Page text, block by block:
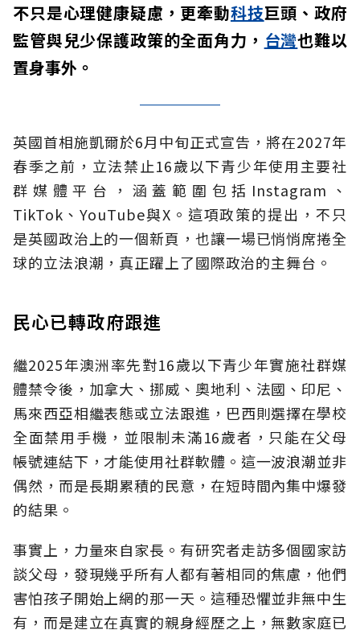
不只是心理健康疑慮，更牽動科技巨頭、政府
監管與兒少保護政策的全面角力， 台灣也難以
置身事外。
英國首相施凱爾於6月中旬正式宣告，將在2027年
春季之前，立法禁止16歲以下青少年使用主要社
群媒體平台，涵蓋範圍包括Instagram、
TikTok、YouTube與X。這項政策的提出，不只
是英國政治上的一個新頁，也讓一場已悄悄席捲全
球的立法浪潮，真正躍上了國際政治的主舞台。
民心已轉政府跟進
繼2025年澳洲率先對16歲以下青少年實施社群媒
體禁令後，加拿大、挪威、奧地利、法國、印尼、
馬來西亞相繼表態或立法跟進，巴西則選擇在學校
全面禁用手機，並限制未滿16歲者，只能在父母
帳號連結下，才能使用社群軟體。這一波浪潮並非
偶然，而是長期累積的民意，在短時間內集中爆發
的結果。
事實上，力量來自家長。有研究者走訪多個國家訪
談父母，發現幾乎所有人都有著相同的焦慮，他們
害怕孩子開始上網的那一天。這種恐懼並非無中生
有，而是建立在真實的親身經歷之上，無數家庭已